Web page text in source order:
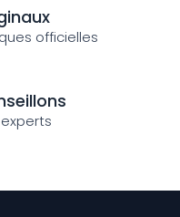
officielles